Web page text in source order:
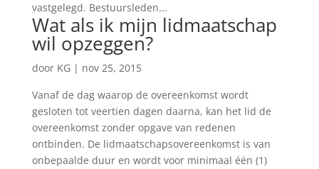
vastgelegd. Bestuursleden...
Wat als ik mijn lidmaatschap
wil opzeggen?
door KG | nov 25, 2015
Vanaf de dag waarop de overeenkomst wordt
gesloten tot veertien dagen daarna, kan het lid de
overeenkomst zonder opgave van redenen
ontbinden. De lidmaatschapsovereenkomst is van
onbepaalde duur en wordt voor minimaal één (1)